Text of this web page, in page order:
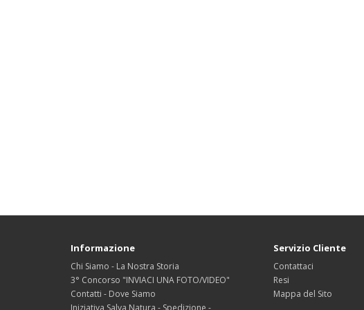
Informazione
Chi Siamo - La Nostra Storia
3° Concorso "INVIACI UNA FOTO/VIDEO"
Contatti - Dove Siamo
Iniziativa Salva Natura - Spedizione -
Servizio Cliente
Contattaci
Resi
Mappa del Sito